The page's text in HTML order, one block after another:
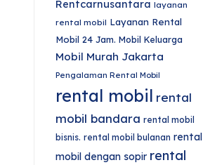
Rentcarnusantara layanan
rental mobil Layanan Rental
Mobil 24 Jam. Mobil Keluarga
Mobil Murah Jakarta
Pengalaman Rental Mobil
rental mobil rental
mobil bandara rental mobil
bisnis. rental mobil bulanan rental
mobil dengan sopir rental